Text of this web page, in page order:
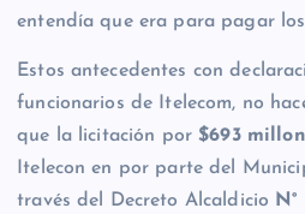
entendía que era para pagar los
Estos antecedentes con
funcionarios de Itelecom, no
que la licitación por$693
Itelecon en por parte del
través del Decreto Alcaldicio